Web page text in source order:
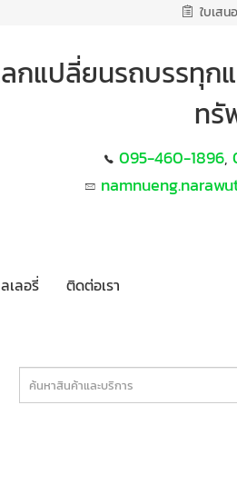
ใบเสน
กแปลี่ยนรถบรรทุก
ทรั
095-460-1896,
เลอรี่ ติดต่อเรา